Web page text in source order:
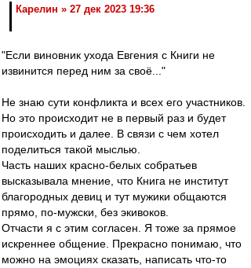
Карелин » 27 дек 2023 19:36
"Если виновник ухода Евгения с Книги не
извинится перед ним за своё..."
Не знаю сути конфликта и всех его участников.
Но это происходит не в первый раз и будет
происходить и далее. В связи с чем хотел
поделиться такой мыслью.
Часть наших красно-белых собратьев
высказывала мнение, что Книга не институт
благородных девиц и тут мужики общаются
прямо, по-мужски, без экивоков.
Отчасти я с этим согласен. Я тоже за прямое
искреннее общение. Прекрасно понимаю, что
можно на эмоциях сказать, написать что-то